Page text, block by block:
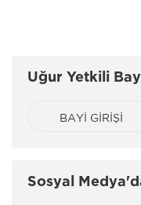
Uğur Yetkili
BAYİ GİRİŞİ
Sosyal